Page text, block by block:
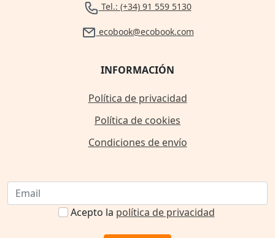
Tel.: (+34) 91 559 5130
ecobook@ecobook.com
INFORMACIÓN
Política de privacidad
Política de cookies
Condiciones de envío
Acepto la política de privacidad